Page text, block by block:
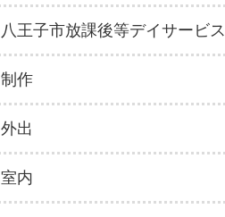
八王子市放課後等デイサービス
制作
外出
室内